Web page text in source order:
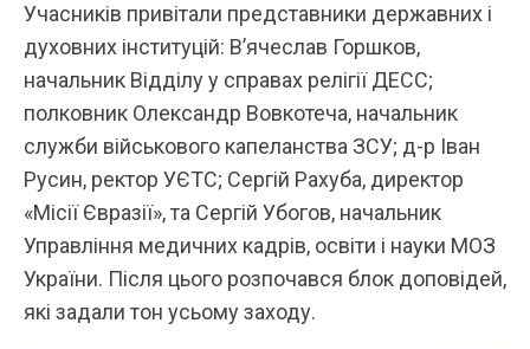
Учасників привітали представники державних і
духовних інституцій: Вʼячеслав Горшков,
начальник Відділу у справах релігії ДЕСС;
полковник Олександр Вовкотеча, начальник
служби військового капеланства ЗСУ; д-р Іван
Русин, ректор УЄТС; Сергій Рахуба, директор
«Місії Євразії», та Сергій Убогов, начальник
Управління медичних кадрів, освіти і науки МОЗ
України. Після цього розпочався блок доповідей,
які задали тон усьому заходу.